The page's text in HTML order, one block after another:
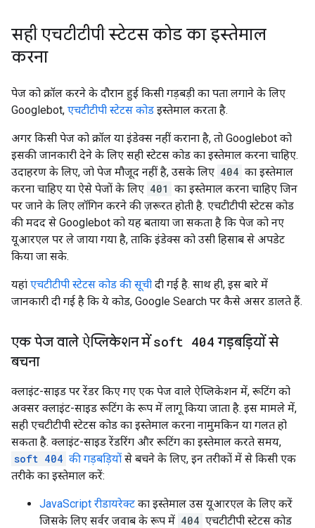
सही एचटीटीपी स्टेटस कोड का इस्तेमाल
करना
पेज को क्रॉल करने के दौरान हुई किसी गड़बड़ी का पता लगाने के लिए
Googlebot, एचटीटीपी स्टेटस कोड इस्तेमाल करता है.
अगर किसी पेज को क्रॉल या इंडेक्स नहीं कराना है, तो Googlebot को
इसकी जानकारी देने के लिए सही स्टेटस कोड का इस्तेमाल करना चाहिए.
उदाहरण के लिए, जो पेज मौजूद नहीं है, उसके लिए 404 का इस्तेमाल
करना चाहिए या ऐसे पेजों के लिए 401 का इस्तेमाल करना चाहिए जिन
पर जाने के लिए लॉगिन करने की ज़रूरत होती है. एचटीटीपी स्टेटस कोड
की मदद से Googlebot को यह बताया जा सकता है कि पेज को नए
यूआरएल पर ले जाया गया है, ताकि इंडेक्स को उसी हिसाब से अपडेट
किया जा सके.
यहां एचटीटीपी स्टेटस कोड की सूची दी गई है. साथ ही, इस बारे में
जानकारी दी गई है कि ये कोड, Google Search पर कैसे असर डालते हैं.
एक पेज वाले ऐप्लिकेशन मेंsoft 404 गड़बड़ियों से
बचना
क्लाइंट-साइड पर रेंडर किए गए एक पेज वाले ऐप्लिकेशन में, रूटिंग को
अक्सर क्लाइंट-साइड रूटिंग के रूप में लागू किया जाता है. इस मामले में,
सही एचटीटीपी स्टेटस कोड का इस्तेमाल करना नामुमकिन या गलत हो
सकता है. क्लाइंट-साइड रेंडरिंग और रूटिंग का इस्तेमाल करते समय,
soft 404 की गड़बड़ियों से बचने के लिए, इन तरीकों में से किसी एक
तरीके का इस्तेमाल करें:
JavaScript रीडायरेक्ट का इस्तेमाल उस यूआरएल के लिए करें
जिसके लिए सर्वर जवाब के रूप में 404 एचटीटीपी स्टेटस कोड